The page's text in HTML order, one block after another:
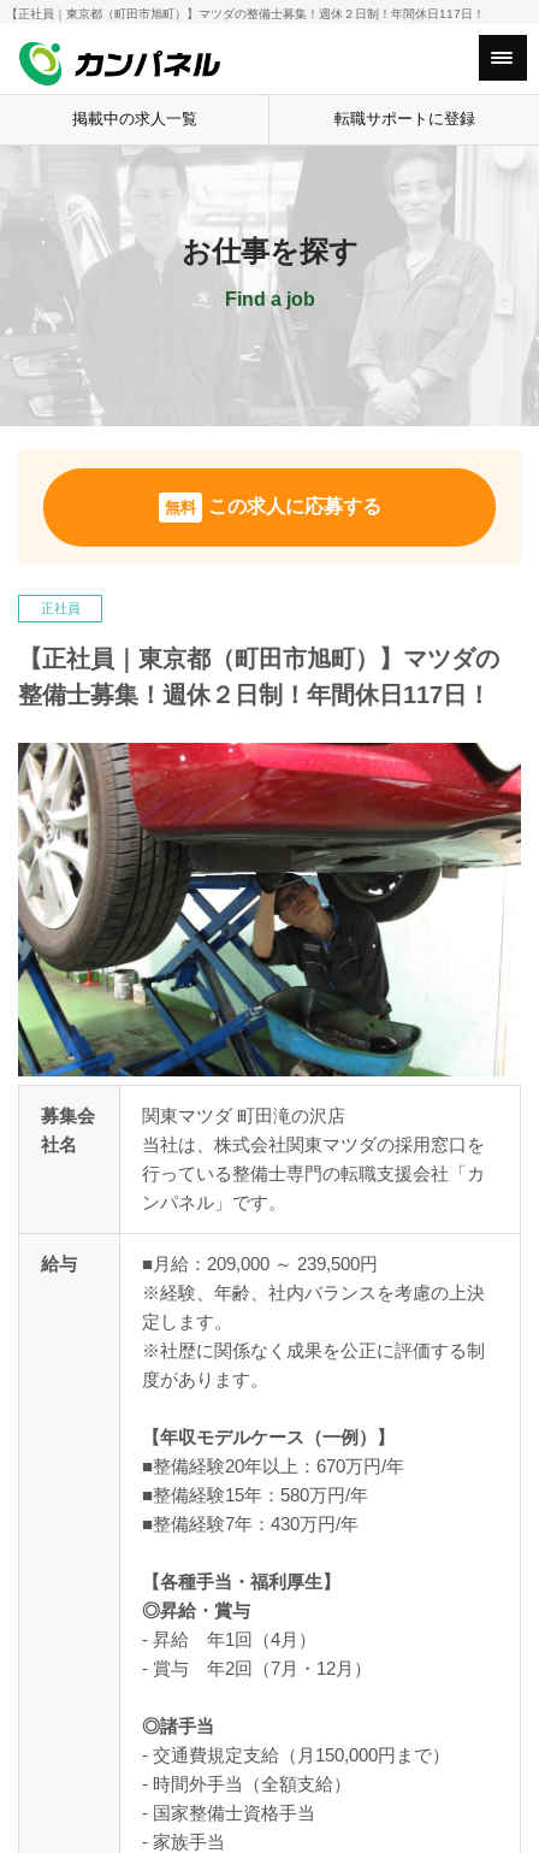
【正社員｜東京都（町田市旭町）】マツダの整備士募集！週休２日制！年間休日117日！
掲載中の求人一覧 転職サポートに登録
HOME お仕事を探す 【正社員｜東京
お仕事を探す
Find a job
無料 この求人に応募する
正社員
【正社員｜東京都（町田市旭町）】マツダの
整備士募集！週休２日制！年間休日117日！
募集会
社名
関東マツダ 町田滝の沢店
当社は、株式会社関東マツダの採用窓口を
行っている整備士専門の転職支援会社「カ
ンパネル」です。
給与
■月給：209,000 ～ 239,500円
※経験、年齢、社内バランスを考慮の上決
定します。
※社歴に関係なく成果を公正に評価する制
度があります。
【年収モデルケース（一例）】
■整備経験20年以上：670万円/年
■整備経験15年：580万円/年
■整備経験7年：430万円/年
【各種手当・福利厚生】
◎昇給・賞与
- 昇給 年1回（4月）
- 賞与 年2回（7月・12月）
◎諸手当
- 交通費規定支給（月150,000円まで）
- 時間外手当（全額支給）
- 国家整備士資格手当
- 家族手当